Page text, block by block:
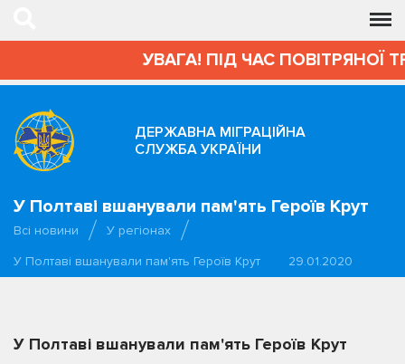
УВАГА! ПІД ЧАС ПОВІТРЯНОЇ
ДЕРЖАВНА МІГРАЦІЙНА
СЛУЖБА УКРАЇНИ
У Полтаві вшанували пам'ять Героїв Крут
Всі новини
У регіонах
У Полтаві вшанували пам'ять Героїв Крут
29.01.2020
У Полтаві вшанували пам'ять Героїв Крут